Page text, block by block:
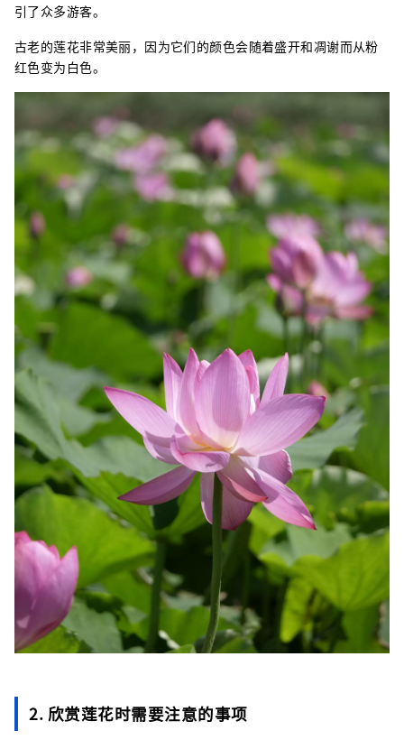
引了众多游客。
古老的莲花非常美丽，因为它们的颜色会随着盛开和凋谢而从粉
红色变为白色。
2. 欣赏莲花时需要注意的事项